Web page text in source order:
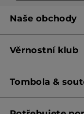
Naše obchody
Franšízing
Věrnostní klub
Pravidla
Tombola &